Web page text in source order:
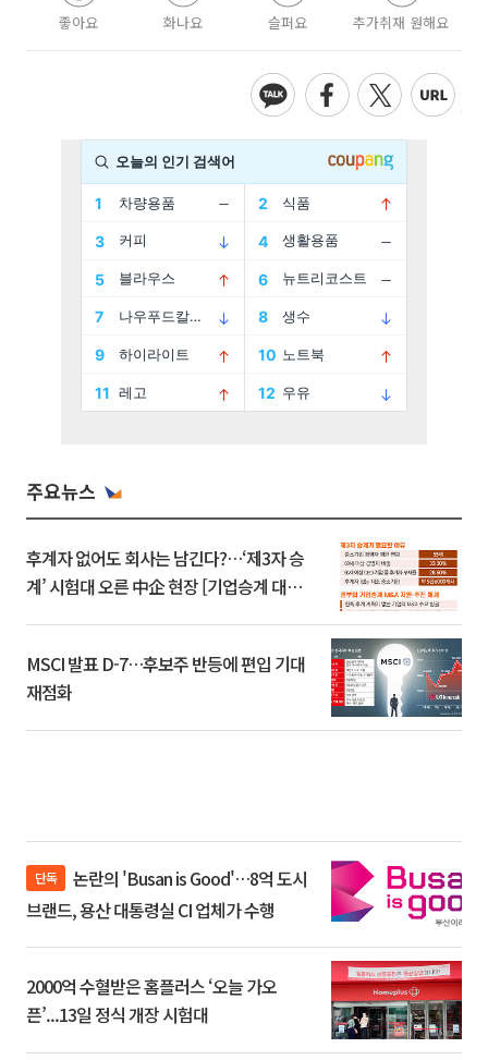
좋아요 화나요 슬퍼요 추가취재 원해요
주요뉴스
후계자 없어도 회사는 남긴다?…‘제3자 승
계’ 시험대 오른 中企 현장 [기업승계 대전
MSCI 발표 D-7…후보주 반등에 편입 기대
재점화
단독
브랜드, 용산 대통령실 CI 업체가 수행
2000억 수혈받은 홈플러스 ‘오늘 가오
픈’...13일 정식 개장 시험대